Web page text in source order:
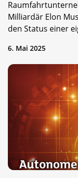
Milliardär Elon
den Status einer
6. Mai 2025